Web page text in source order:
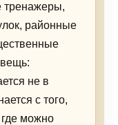
тренажеры,
районные
не в
с того,
можно